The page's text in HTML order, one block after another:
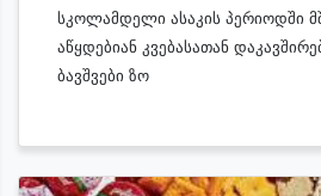
სკოლამდელი ასაკის პერიოდში
აწყდებიან კვებასათან
ბავშვები ზო